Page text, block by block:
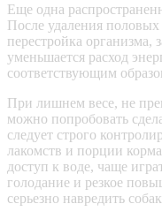
Еще одна
После удаления
перестройка организма,
уменьшается расход
соответствующим
При лишнем весе, не
можно попробовать
следует строго
лакомств и порции
доступ к воде, чаще
голодание и резкое
серьезно навредить